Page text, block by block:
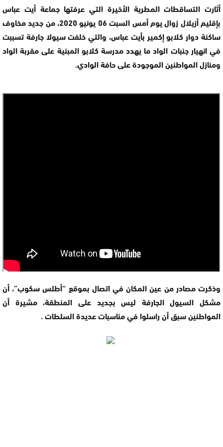
أثارت التساقطات المطرية الأخيرة التي عرفتها جماعة أيت عباس
بإقليم أزيلال زوال يوم أمس السبت 06 يونيو 2020، من جديد مخاوف
ساكنة دوار كلابو إكمير بأيت عباس، والتي خلفت سيولا جارفة تسببت
في انهيار جنبات الواد ما يهدد مدرسة كلابو المبنية على مقربة الواد
ومنازل المواطنين الموجودة على حافة الوادي.
وذكرت مصادر من عين المكان في اتصال بموقع “أطلس سكوب”، أن
مشكل السيول الجارفة ليس بجديد على المنطقة، مشيرة أن
المواطنين سبق أن راسلوا في مناسبات عديدة السلطات .